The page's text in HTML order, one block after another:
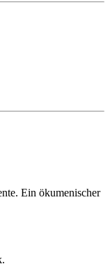
Ein ökumenischer